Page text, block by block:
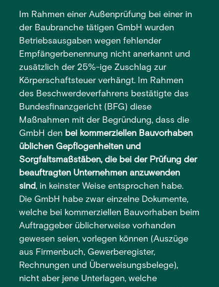
Im Rahmen einer Außenprüfung bei einer in
der Baubranche tätigen GmbH wurden
Betriebsausgaben wegen fehlender
Empfängerbenennung nicht anerkannt und
zusätzlich der 25%-ige Zuschlag zur
Körperschaftsteuer verhängt. Im Rahmen
des Beschwerdeverfahrens bestätigte das
Bundesfinanzgericht (BFG) diese
Maßnahmen mit der Begründung, dass die
GmbH den bei kommerziellen Bauvorhaben
üblichen Gepflogenheiten und
Sorgfaltsmaßstäben, die bei der Prüfung der
beauftragten Unternehmen anzuwenden
sind, in keinster Weise entsprochen habe.
Die GmbH habe zwar einzelne Dokumente,
welche bei kommerziellen Bauvorhaben beim
Auftraggeber üblicherweise vorhanden
gewesen seien, vorlegen können (Auszüge
aus Firmenbuch, Gewerberegister,
Rechnungen und Überweisungsbelege),
nicht aber jene Unterlagen, welche